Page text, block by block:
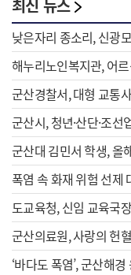
최신 뉴스
낮은자리 종소리, 신광
해누리노인복지관, 어
군산경찰서, 대형 교통
군산시, 청년·산단·조
군산대 김민서 학생, 올
폭염 속 화재 위험 선
도교육청, 신임 교육국
군산의료원, 사랑의 헌
‘바다도 폭염’, 군산해